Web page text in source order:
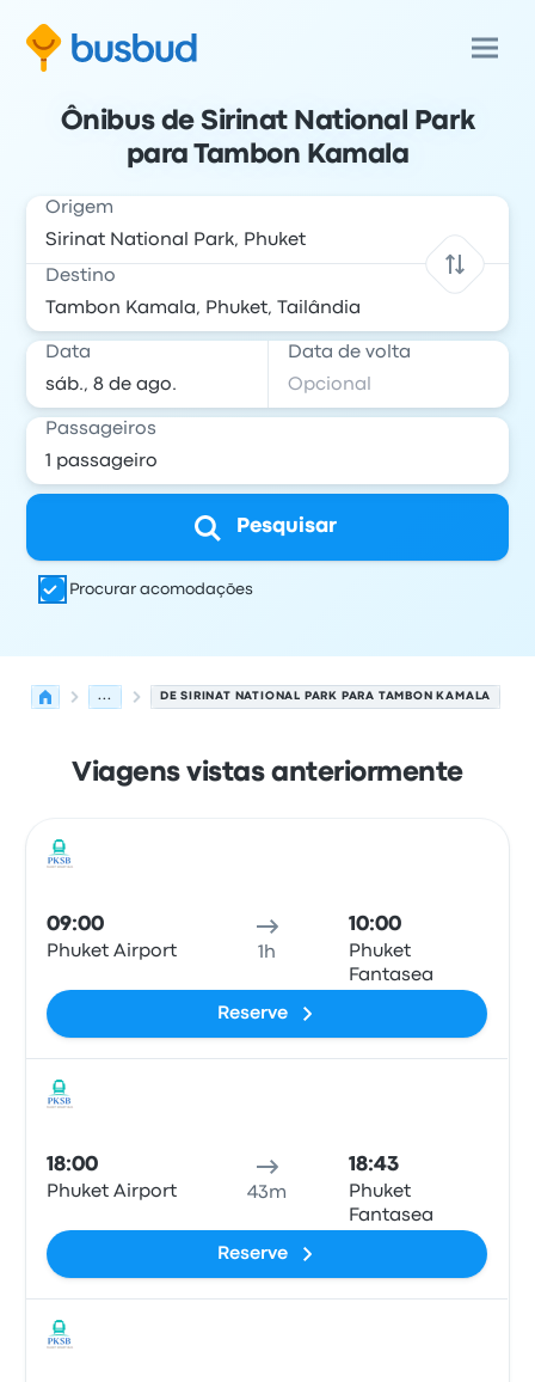
Ônibus de Sirinat National Park
para Tambon Kamala
Origem
Destino
Data Data de volta
Passageiros
Pesquisar
Procurar acomodações
... DE SIRINAT NATIONAL PARK PARA TAMBON KAMALA
Viagens vistas anteriormente
09:00
Phuket Airport 1h
10:00
Phuket
Fantasea
Reserve
18:00
Phuket Airport 43m
18:43
Phuket
Fantasea
Reserve